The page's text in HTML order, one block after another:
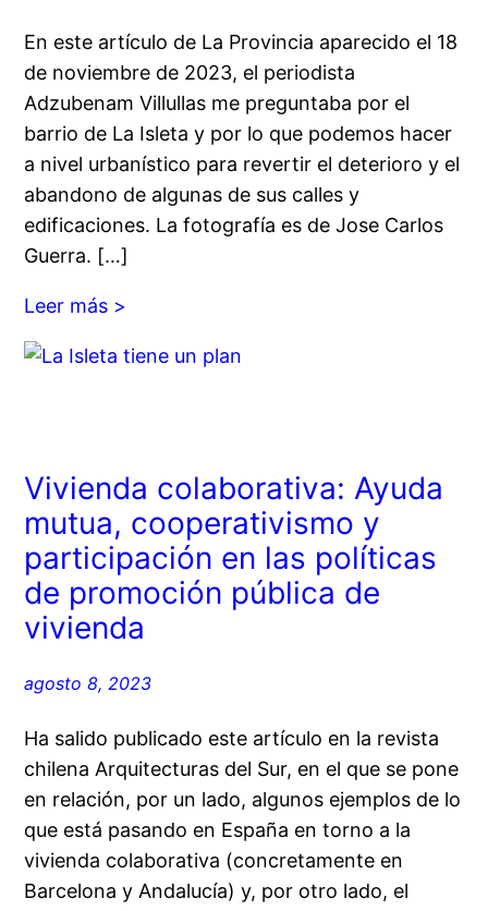
En este artículo de La Provincia aparecido el 18
de noviembre de 2023, el periodista
Adzubenam Villullas me preguntaba por el
barrio de La Isleta y por lo que podemos hacer
a nivel urbanístico para revertir el deterioro y el
abandono de algunas de sus calles y
edificaciones. La fotografía es de Jose Carlos
Guerra. […]
Leer más >
Vivienda colaborativa: Ayuda
mutua, cooperativismo y
participación en las políticas
de promoción pública de
vivienda
agosto 8, 2023
Ha salido publicado este artículo en la revista
chilena Arquitecturas del Sur, en el que se pone
en relación, por un lado, algunos ejemplos de lo
que está pasando en España en torno a la
vivienda colaborativa (concretamente en
Barcelona y Andalucía) y, por otro lado, el